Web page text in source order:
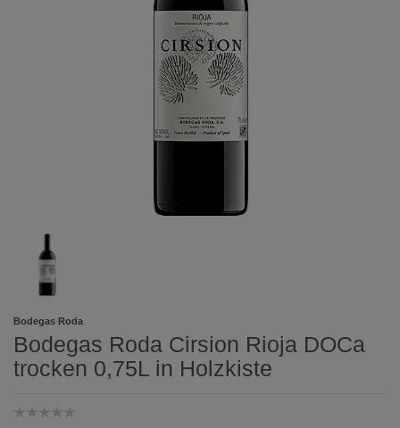
Bodegas Roda
Bodegas Roda Cirsion Rioja DOCa
trocken 0,75L in Holzkiste